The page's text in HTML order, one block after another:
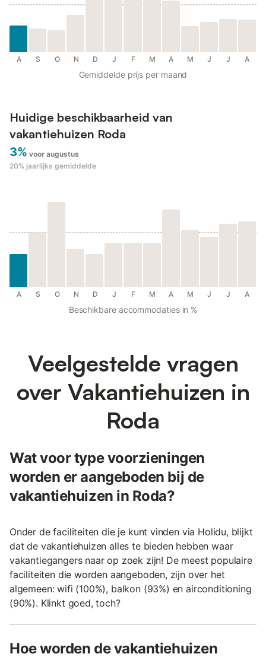
A S O N D J F M A M J J A
Gemiddelde prijs per maand
Huidige beschikbaarheid van
vakantiehuizen Roda
3% voor augustus
20% jaarlijks gemiddelde
A S O N D J F M A M J J A
Beschikbare accommodaties in %
Veelgestelde vragen
over Vakantiehuizen in
Roda
Wat voor type voorzieningen
worden er aangeboden bij de
vakantiehuizen in Roda?
Onder de faciliteiten die je kunt vinden via Holidu, blijkt
dat de vakantiehuizen alles te bieden hebben waar
vakantiegangers naar op zoek zijn! De meest populaire
faciliteiten die worden aangeboden, zijn over het
algemeen: wifi (100%), balkon (93%) en airconditioning
(90%). Klinkt goed, toch?
Hoe worden de vakantiehuizen